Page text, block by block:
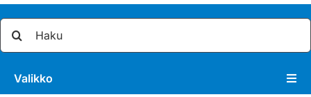
Valikko